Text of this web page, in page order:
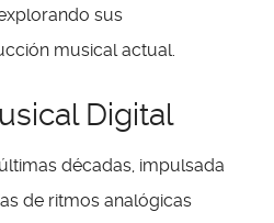
explorando sus
musical actual.
Digital
décadas, impulsada
de ritmos analógicas